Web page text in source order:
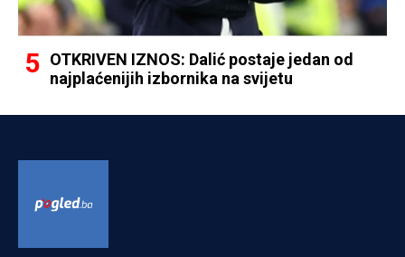
OTKRIVEN IZNOS: Dalić postaje jedan od
najplaćenijih izbornika na svijetu